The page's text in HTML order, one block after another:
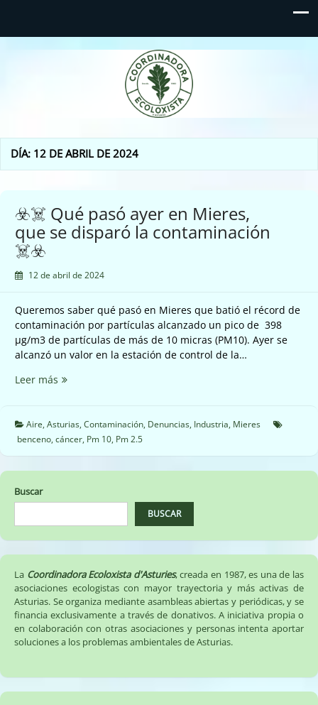
Coordinadora Ecoloxista
d'Asturies
DÍA: 12 DE ABRIL DE 2024
☣️☠️ Qué pasó ayer en Mieres,
que se disparó la contaminación
☠️☣️
12 de abril de 2024
Queremos saber qué pasó en Mieres que batió el récord de
contaminación por partículas alcanzado un pico de 398
µg/m3 de partículas de más de 10 micras (PM10). Ayer se
alcanzó un valor en la estación de control de la…
Leer más ☣️☠️
ayer
en
Mieres,
que
contaminación
☠️☣️
Aire, Asturias, Contaminación, Denuncias, Industria, Mieres
benceno, cáncer, Pm 10, Pm 2.5
Buscar
BUSCAR
La Coordinadora Ecoloxista d'Asturies, creada en 1987, es una de las
asociaciones ecologistas con mayor trayectoria y más activas de
Asturias. Se organiza mediante asambleas abiertas y periódicas, y se
financia exclusivamente a través de donativos. A iniciativa propia o
en colaboración con otras asociaciones y personas intenta aportar
soluciones a los problemas ambientales de Asturias.